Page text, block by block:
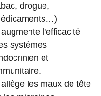
drogue,
l'efficacité
systèmes
et
les maux de tête